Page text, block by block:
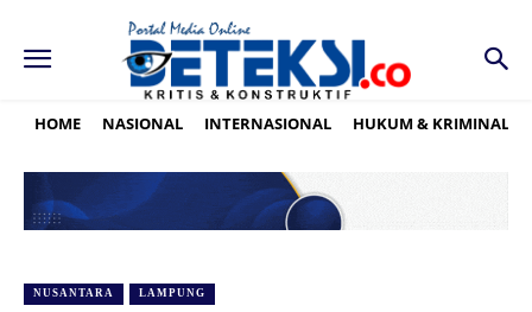
HOME NASIONAL INTERNASIONAL HUKUM & KRIMINAL
NUSANTARA LAMPUNG